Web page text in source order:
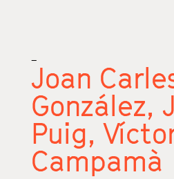
_
Joan
González,
Puig,
Campamà